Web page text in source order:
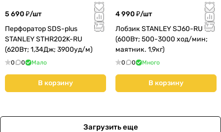
5 690 ₽/шт
Перфоратор SDS-plus
STANLEY STHR202K-RU
(620Вт; 1,34Дж; 3900уд/м)
0 0 Мало
В корзину
4 990 ₽/шт
Лобзик STANLEY SJ60-RU
(600Вт; 500-3000 ход/мин;
маятник. 1,9кг)
0 0 Много
В корзину
Загрузить еще